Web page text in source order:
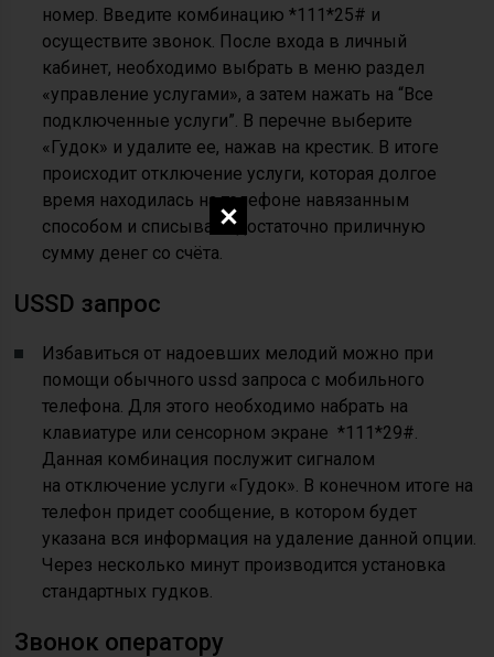
номер. Введите комбинацию *111*25# и
осуществите звонок. После входа в личный
кабинет, необходимо выбрать в меню раздел
«управление услугами», а затем нажать на “Все
подключенные услуги”. В перечне выберите
«Гудок» и удалите ее, нажав на крестик. В итоге
происходит отключение услуги, которая долгое
время находилась на телефоне навязанным
способом и списывала достаточно приличную
сумму денег со счёта.
USSD запрос
Избавиться от надоевших мелодий можно при
помощи обычного ussd запроса с мобильного
телефона. Для этого необходимо набрать на
клавиатуре или сенсорном экране *111*29#.
Данная комбинация послужит сигналом
на отключение услуги «Гудок». В конечном итоге на
телефон придет сообщение, в котором будет
указана вся информация на удаление данной опции.
Через несколько минут производится установка
стандартных гудков.
Звонок оператору